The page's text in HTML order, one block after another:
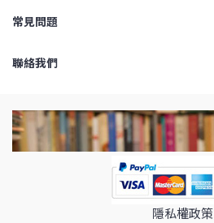
常見問題
聯絡我們
隱私權政策